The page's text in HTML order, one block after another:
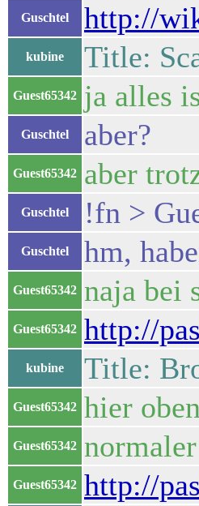
Guschtel http://
kubine Title:
Guest65342 ja alles
Guschtel aber?
Guest65342 aber
Guschtel !fn >
Guschtel hm,
Guest65342 naja bei
Guest65342 http://
kubine Title:
Guest65342 hier
Guest65342
Guest65342 http://